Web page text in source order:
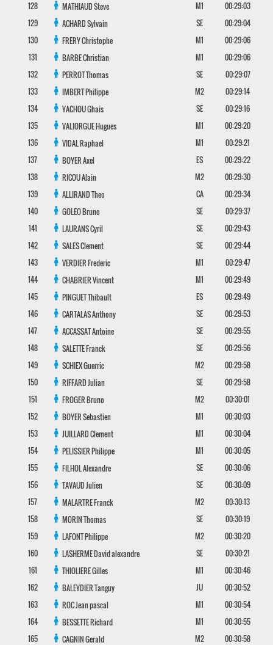
128
MATHIAUDSteve M1
00:29:03
129
ACHARDSylvain SE
00:29:04
130
FRERYChristophe M1
00:29:06
131
BARBEChristian M1
00:29:06
132
PERROTThomas SE
00:29:07
133
IMBERTPhilippe M2
00:29:14
134
YACHOUGhais SE
00:29:16
135
VALIORGUEHugues M1
00:29:20
136
VIDALRaphael M1
00:29:21
137
BOYERAxel ES
00:29:22
138
RICOUAlain M2
00:29:30
139
ALLIRANDTheo CA
00:29:34
140
GOLEOBruno SE
00:29:37
141
LAURANSCyril SE
00:29:43
142
SALESClement SE
00:29:44
143
VERDIERFrederic M1
00:29:47
144
CHABRIERVincent M1
00:29:49
145
PINGUETThibault ES
00:29:49
146
CARTALASAnthony SE
00:29:53
147
ACCASSATAntoine SE
00:29:55
148
SALETTEFranck SE
00:29:56
149
SCHIEXGuerric M2
00:29:58
150
RIFFARDJulian SE
00:29:58
151
FROGERBruno M2
00:30:01
152
BOYERSebastien M1
00:30:03
153
JUILLARDClement M1
00:30:04
154
PELISSIERPhilippe M1
00:30:05
155
FILHOLAlexandre SE
00:30:06
156
TAVAUDJulien SE
00:30:09
157
MALARTREFranck M2
00:30:13
158
MORINThomas SE
00:30:19
159
LAFONTPhilippe M2
00:30:20
160
LASHERMEDavid alexandre SE
00:30:21
161
THIOLIEREGilles M1
00:30:46
162
BALEYDIERTanguy JU
00:30:52
163
ROCJean pascal M1
00:30:54
164
BESSETTERichard M1
00:30:55
165
CAGNINGerald M2
00:30:58